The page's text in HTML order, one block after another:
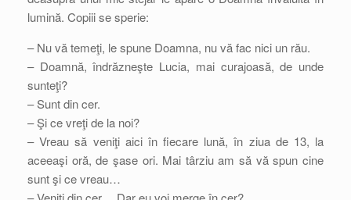
lumină. Copiii se sperie:
– Nu vă temeţi, le spune Doamna, nu vă fac nici un rău.
– Doamnă, îndrăzneşte Lucia, mai curajoasă, de unde
sunteţi?
– Sunt din cer.
– Şi ce vreţi de la noi?
– Vreau să veniţi aici în fiecare lună, în ziua de 13, la
aceeaşi oră, de şase ori. Mai târziu am să vă spun cine
sunt şi ce vreau…